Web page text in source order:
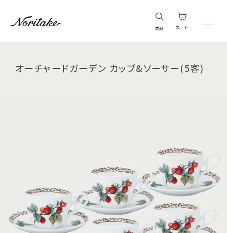
商品 カート
オーチャードガーデン カップ&ソーサー(5客)